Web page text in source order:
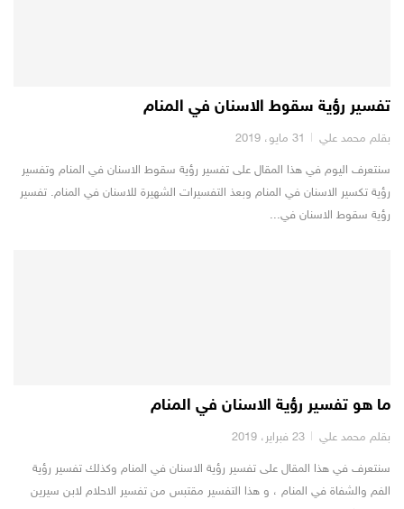
تفسير رؤية سقوط الاسنان في المنام
بقلم محمد علي 31 مايو، 2019
سنتعرف اليوم في هذا المقال على تفسير رؤية سقوط الاسنان في المنام وتفسير
رؤية تكسير الاسنان في المنام وبعذ التفسيرات الشهيرة للاسنان في المنام. تفسير
رؤية سقوط الاسنان في...
ما هو تفسير رؤية الاسنان في المنام
بقلم محمد علي 23 فبراير، 2019
سنتعرف في هذا المقال على تفسير رؤية الاسنان في المنام وكذلك تفسير رؤية
الفم والشفاة في المنام ، و هذا التفسير مقتبس من تفسير الاحلام لابن سيرين